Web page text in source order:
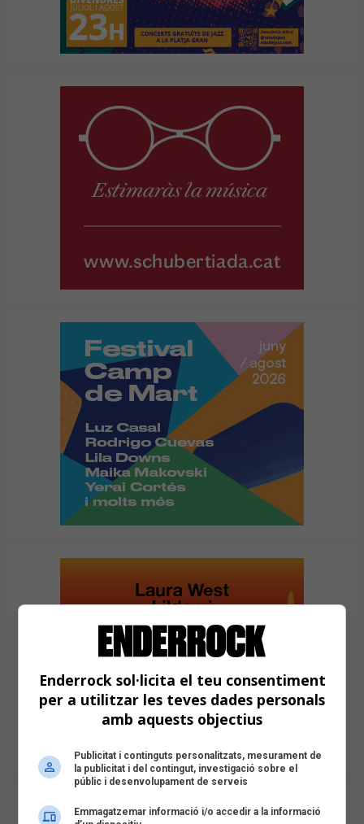
Enderrock sol·licita el teu consentiment
per a utilitzar les teves dades personals
amb aquests objectius
Publicitat i continguts personalitzats, mesurament de
la publicitat i del contingut, investigació sobre el
públic i desenvolupament de serveis
Emmagatzemar informació i/o accedir a la informació